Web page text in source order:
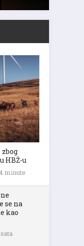
HBŽ-u
minute
se na
kao